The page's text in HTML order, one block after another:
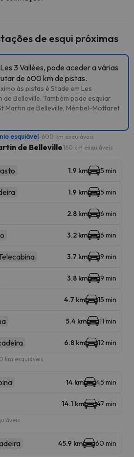
de esqui próximas
3 Vallées, pode aceder a várias
de 600 km de pistas.
às pistas é Stade em Les
Belleville. Também pode esquiar
Martin de Belleville, Méribel-Mottaret
esquiável 600 km esquiáveis
de Belleville160 km esquiáveis
1.9 km 5 min
1.9 km 5 min
2.8 km 6 min
3.2 km 6 min
3.7 km 9 min
3.8 km 9 min
4.7 km 15 min
5.4 km 11 min
6.8 km 12 min
km esquiáveis
14 km 45 min
14.1 km 47 min
45.9 km 60 min